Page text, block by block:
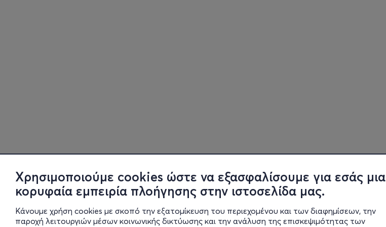
Χρησιμοποιούμε cookies ώστε να εξασφαλίσουμε για εσάς μια
κορυφαία εμπειρία πλοήγησης στην ιστοσελίδα μας.
Κάνουμε χρήση cookies με σκοπό την εξατομίκευση του περιεχομένου και των διαφημίσεων, την
παροχή λειτουργιών μέσων κοινωνικής δικτύωσης και την ανάλυση της επισκεψιμότητας των